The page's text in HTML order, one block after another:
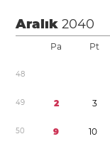
Aralık2040
Pa Pt
48
49 2 3
50 9 10